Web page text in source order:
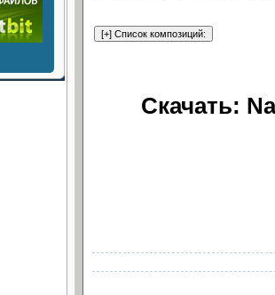
Скачать: